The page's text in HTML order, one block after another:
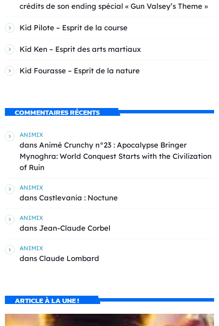
crédits de son ending spécial « Gun Valsey’s Theme »
Kid Pilote – Esprit de la course
Kid Ken – Esprit des arts martiaux
Kid Fourasse – Esprit de la nature
COMMENTAIRES RÉCENTS
ANIMIX
dans Animé Crunchy n°23 : Apocalypse Bringer
Mynoghra: World Conquest Starts with the Civilization
of Ruin
ANIMIX
dans Castlevania : Noctune
ANIMIX
dans Jean-Claude Corbel
ANIMIX
dans Claude Lombard
ARTICLE À LA UNE !